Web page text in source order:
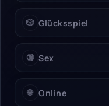
🎲 Glücksspiel
🔞 Sex
🌐 Online